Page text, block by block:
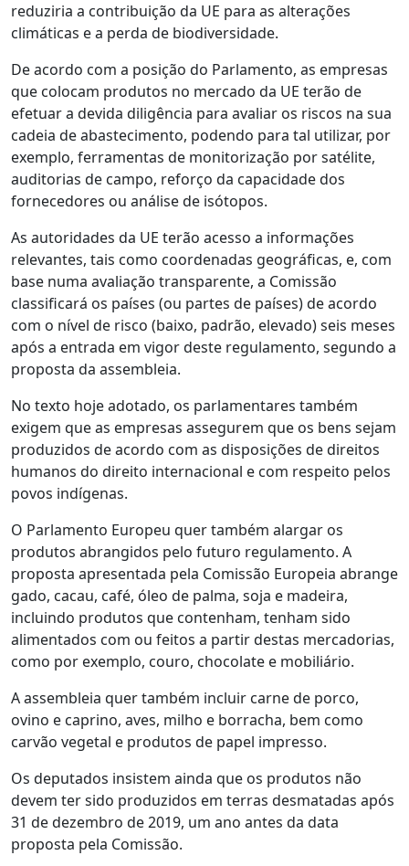
reduziria a contribuição da UE para as alterações
climáticas e a perda de biodiversidade.
De acordo com a posição do Parlamento, as empresas
que colocam produtos no mercado da UE terão de
efetuar a devida diligência para avaliar os riscos na sua
cadeia de abastecimento, podendo para tal utilizar, por
exemplo, ferramentas de monitorização por satélite,
auditorias de campo, reforço da capacidade dos
fornecedores ou análise de isótopos.
As autoridades da UE terão acesso a informações
relevantes, tais como coordenadas geográficas, e, com
base numa avaliação transparente, a Comissão
classificará os países (ou partes de países) de acordo
com o nível de risco (baixo, padrão, elevado) seis meses
após a entrada em vigor deste regulamento, segundo a
proposta da assembleia.
No texto hoje adotado, os parlamentares também
exigem que as empresas assegurem que os bens sejam
produzidos de acordo com as disposições de direitos
humanos do direito internacional e com respeito pelos
povos indígenas.
O Parlamento Europeu quer também alargar os
produtos abrangidos pelo futuro regulamento. A
proposta apresentada pela Comissão Europeia abrange
gado, cacau, café, óleo de palma, soja e madeira,
incluindo produtos que contenham, tenham sido
alimentados com ou feitos a partir destas mercadorias,
como por exemplo, couro, chocolate e mobiliário.
A assembleia quer também incluir carne de porco,
ovino e caprino, aves, milho e borracha, bem como
carvão vegetal e produtos de papel impresso.
Os deputados insistem ainda que os produtos não
devem ter sido produzidos em terras desmatadas após
31 de dezembro de 2019, um ano antes da data
proposta pela Comissão.